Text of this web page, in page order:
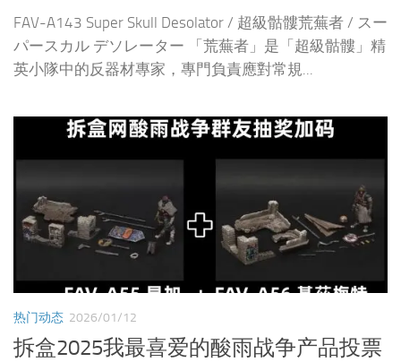
FAV-A143 Super Skull Desolator / 超級骷髏荒蕪者 / スー
パースカル デソレーター 「荒蕪者」是「超級骷髏」精
英小隊中的反器材專家，專門負責應對常規...
热门动态 2026/01/12
拆盒2025我最喜爱的酸雨战争产品投票